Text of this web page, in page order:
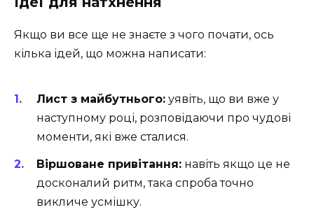
Якщо ви все ще не знаєте з чого почати, ось
кілька ідей, що можна написати:
Лист з майбутнього: уявіть, що ви вже у
наступному році, розповідаючи про чудові
моменти, які вже сталися.
Віршоване привітання: навіть якщо це не
досконалий ритм, така спроба точно
викличе усмішку.